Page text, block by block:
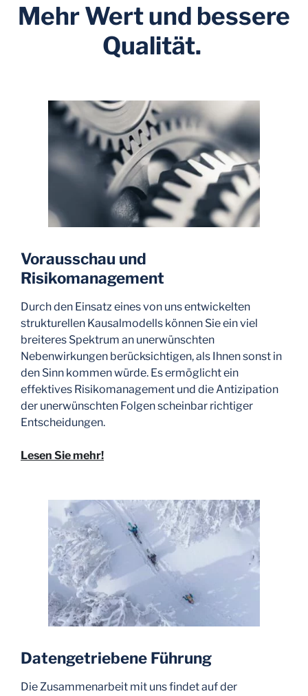
Mehr Wert und bessere
Qualität.
Vorausschau und
Risikomanagement
Durch den Einsatz eines von uns entwickelten
strukturellen Kausalmodells können Sie ein viel
breiteres Spektrum an unerwünschten
Nebenwirkungen berücksichtigen, als Ihnen sonst in
den Sinn kommen würde. Es ermöglicht ein
effektives Risikomanagement und die Antizipation
der unerwünschten Folgen scheinbar richtiger
Entscheidungen.
Lesen Sie mehr!
Datengetriebene Führung
Die Zusammenarbeit mit uns findet auf der